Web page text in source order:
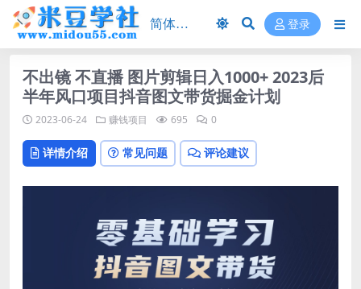
登录
不出镜 不直播 图片剪辑日入1000+ 2023后
半年风口项目抖音图文带货掘金计划
2023-06-24 赚钱项目 695 0
详情介绍 常见问题 评论建议